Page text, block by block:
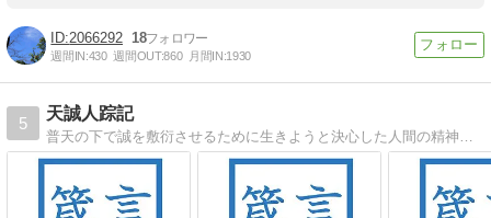
2066292 18
週間IN:430 週間OUT:860 月間IN:1930
5
天誠人踪記